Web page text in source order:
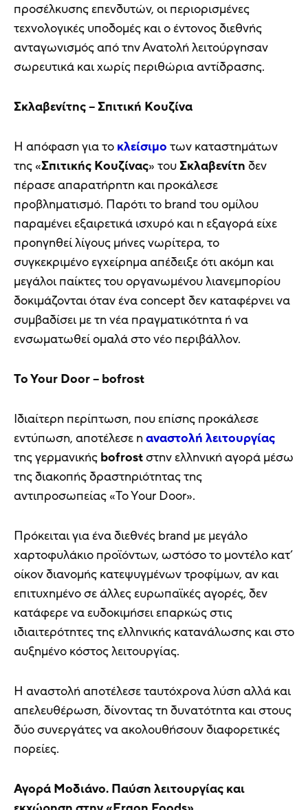
προσέλκυσης επενδυτών, οι περιορισμένες
τεχνολογικές υποδομές και ο έντονος διεθνής
ανταγωνισμός από την Ανατολή λειτούργησαν
σωρευτικά και χωρίς περιθώρια αντίδρασης.
Σκλαβενίτης – Σπιτική Κουζίνα
Η απόφαση για το κλείσιμο των καταστημάτων
της «Σπιτικής Κουζίνας» του Σκλαβενίτη δεν
πέρασε απαρατήρητη και προκάλεσε
προβληματισμό. Παρότι το brand του ομίλου
παραμένει εξαιρετικά ισχυρό και η εξαγορά είχε
προηγηθεί λίγους μήνες νωρίτερα, το
συγκεκριμένο εγχείρημα απέδειξε ότι ακόμη και
μεγάλοι παίκτες του οργανωμένου λιανεμπορίου
δοκιμάζονται όταν ένα concept δεν καταφέρνει να
συμβαδίσει με τη νέα πραγματικότητα ή να
ενσωματωθεί ομαλά στο νέο περιβάλλον.
To Your Door – bofrost
Ιδιαίτερη περίπτωση, που επίσης προκάλεσε
εντύπωση, αποτέλεσε η αναστολή λειτουργίας
της γερμανικής bofrostστην ελληνική αγορά μέσω
της διακοπής δραστηριότητας της
αντιπροσωπείας «To Your Door».
Πρόκειται για ένα διεθνές brand με μεγάλο
χαρτοφυλάκιο προϊόντων, ωστόσο το μοντέλο κατ’
οίκον διανομής κατεψυγμένων τροφίμων, αν και
επιτυχημένο σε άλλες ευρωπαϊκές αγορές, δεν
κατάφερε να ευδοκιμήσει επαρκώς στις
ιδιαιτερότητες της ελληνικής κατανάλωσης και στο
αυξημένο κόστος λειτουργίας.
Η αναστολή αποτέλεσε ταυτόχρονα λύση αλλά και
απελευθέρωση, δίνοντας τη δυνατότητα και στους
δύο συνεργάτες να ακολουθήσουν διαφορετικές
πορείες.
Αγορά Μοδιάνο. Παύση λειτουργίας και